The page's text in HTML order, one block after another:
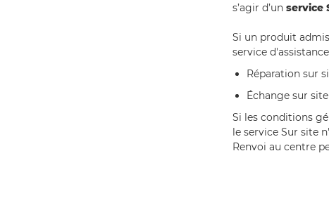
s’agir d’un service
Si un produit
service
Réparation sur
Échange sur
Si les conditions
le service Sur site
Renvoi au centre